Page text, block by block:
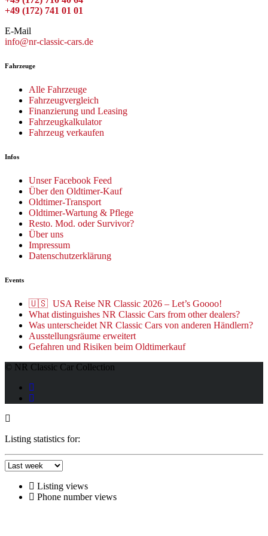
+49 (172) 741 01 01
E-Mail
info@nr-classic-cars.de
Fahrzeuge
Alle Fahrzeuge
Fahrzeugvergleich
Finanzierung und Leasing
Fahrzeugkalkulator
Fahrzeug verkaufen
Infos
Unser Facebook Feed
Über den Oldtimer-Kauf
Oldtimer-Transport
Oldtimer-Wartung & Pflege
Resto. Mod. oder Survivor?
Über uns
Impressum
Datenschutzerklärung
Events
🇺🇸 USA Reise NR Classic 2026 – Let’s Goooo!
What distinguishes NR Classic Cars from other dealers?
Was unterscheidet NR Classic Cars von anderen Händlern?
Ausstellungsräume erweitert
Gefahren und Risiken beim Oldtimerkauf
© NR Classic Car Collection
Listing statistics for:
Listing views
Phone number views